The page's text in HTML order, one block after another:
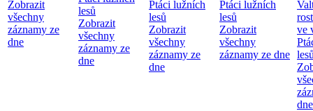
Zobrazit
všechny
záznamy ze
dne
lesů
Zobrazit
všechny
záznamy ze
dne
Ptáci lužních
lesů
Zobrazit
všechny
záznamy ze
dne
Ptáci lužních
lesů
Zobrazit
všechny
záznamy ze dne
ve
dne